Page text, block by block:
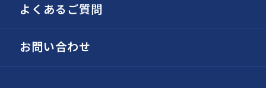
よくあるご質問
お問い合わせ